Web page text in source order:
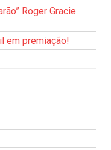
Roger Gracie
em premiação!